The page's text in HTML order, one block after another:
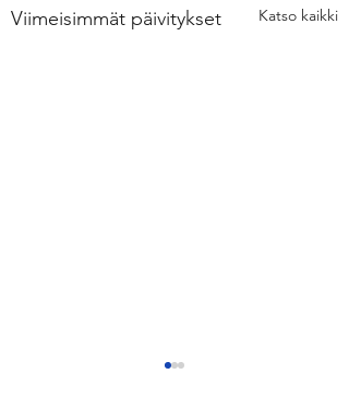
Viimeisimmät päivitykset Katso kaikki